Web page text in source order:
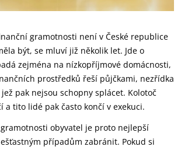
gramotnosti není v České republice
být, se mluví již několik let. Jde o
zejména na nízkopříjmové domácnosti,
prostředků řeší půjčkami, nezřídka
pak nejsou schopny splácet. Kolotoč
a tito lidé pak často končí v exekuci.
obyvatel je proto nejlepší
případům zabránit. Pokud si